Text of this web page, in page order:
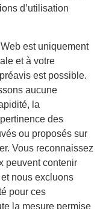
d’utilisation
est uniquement
et à votre
est possible.
aucune
la
des
ou proposés sur
Vous reconnaissez
peuvent contenir
nous excluons
pour ces
la mesure permise